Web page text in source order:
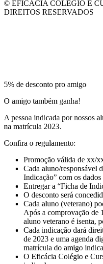
© EFICÁCIA COLÉGIO E
DIREITOS RESERVADOS
5% de desconto pro amigo
O amigo também ganha!
A pessoa indicada por nossos
na matrícula 2023.
Confira o regulamento:
Promoção válida de xx/
Cada aluno/responsável
Indicação” com os
Entregar a “Ficha de
O desconto será
Cada aluno (veterano)
Após a comprovação de
aluno veterano é isenta,
Cada indicação dará
de 2023 e uma agenda
matrícula do amigo
O Eficácia Colégio e